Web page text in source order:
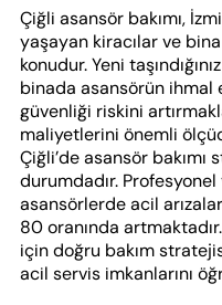
Çiğli asansör bakımı,
yaşayan kiracılar ve
konudur. Yeni
binada asansörün ihmal
güvenliği riskini
maliyetlerini önemli
Çiğli’de asansör bakımı
durumdadır.
asansörlerde acil
80 oranında
için doğru bakım
acil servis imkanlarını